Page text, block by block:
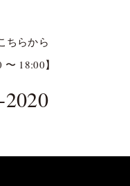
ちらから
18:00】